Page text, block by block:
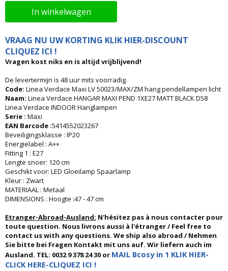
In winkelwagen
VRAAG NU UW KORTING KLIK HIER-DISCOUNT
CLIQUEZ ICI !
Vragen kost niks en is altijd vrijblijvend!
De levertermijn is 48 uur mits voorradig.
Code: Linea Verdace Maxi LV 50023/MAX/ZM hang pendellampen licht
Naam: Linea Verdace HANGAR MAXI PEND 1XE27 MATT BLACK D58
Linea Verdace INDOOR Hanglampen
Serie : Maxi
EAN Barcode :5414552023267
Beveiligingsklasse : IP20
Energielabel : A++
Fitting 1 : E27
Lengte snoer: 120 cm
Geschikt voor: LED Gloeilamp Spaarlamp
Kleur : Zwart
MATERIAAL : Metaal
DIMENSIONS : Hoogte :47 - 47 cm
Etranger-Abroad-Ausland: N'hésitez pas à nous contacter pour
toute question. Nous livrons aussi à l'étranger / Feel free to
contact us with any questions. We ship also abroad / Nehmen
Sie bitte bei Fragen Kontakt mit uns auf. Wir liefern auch im
Ausland. TEL: 0032 9 378 24 30 or MAIL Bcosy in 1 KLIK HIER-
CLICK HERE-CLIQUEZ ICI !